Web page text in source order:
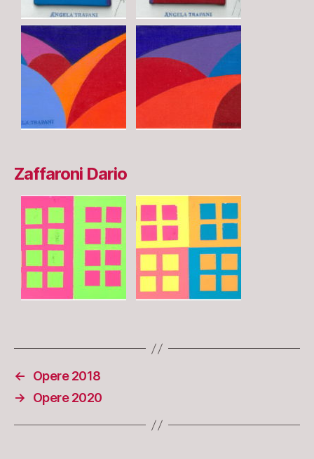
Zaffaroni Dario
←
Opere 2018
→
Opere 2020